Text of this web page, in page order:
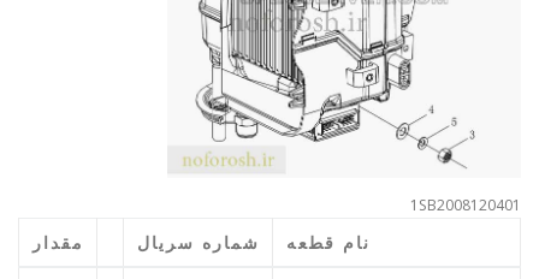
1SB2008120401
نام قطعه شماره سریال مقدار